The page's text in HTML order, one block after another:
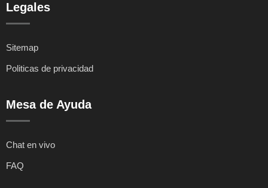
Legales
Sitemap
Politicas de privacidad
Mesa de Ayuda
Chat en vivo
FAQ